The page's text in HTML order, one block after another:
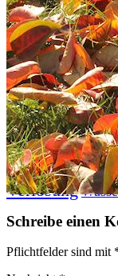
Schreibe einen
Pflichtfelder sind mit
TAG CLOUD
Blogparade
Farben Filter
Gewinner Herbst
Lightroom
Produkttest S-/W
Verlosung